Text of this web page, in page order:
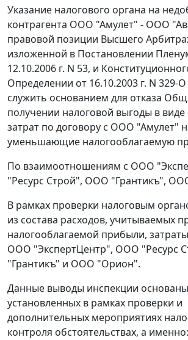
Указание налогового органа на
контрагента ООО "Амулет" - ООО
правовой позиции Высшего
изложенной в Постановлении
12.10.2006 г. N 53, и
Определении от 16.10.2003 г. N 329-
служить основанием для отказа
получении налоговой выгоды в виде
затрат по договору с ООО "Амулет"
уменьшающие налогооблагаемую
По взаимоотношениям с ООО
"Ресурс Строй", ООО "Грантикъ",
В рамках проверки налоговым
из состава расходов, учитываемых
налогооблагаемой прибыли,
ООО "ЭкспертЦентр", ООО "Ресурс
"Грантикъ" и ООО "Орион".
Данные выводы инспекции
установленных в рамках проверки и
дополнительных мероприятиях
контроля обстоятельствах, а именно: